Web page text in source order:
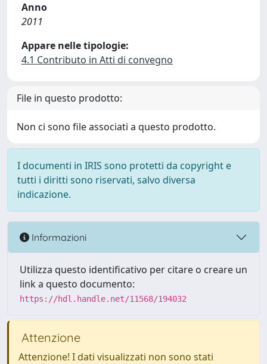
Anno
2011
Appare nelle tipologie:
4.1 Contributo in Atti di convegno
File in questo prodotto:
Non ci sono file associati a questo prodotto.
I documenti in IRIS sono protetti da copyright e
tutti i diritti sono riservati, salvo diversa
indicazione.
Informazioni
Utilizza questo identificativo per citare o creare un
link a questo documento:
https://hdl.handle.net/11568/194032
Attenzione
Attenzione! I dati visualizzati non sono stati